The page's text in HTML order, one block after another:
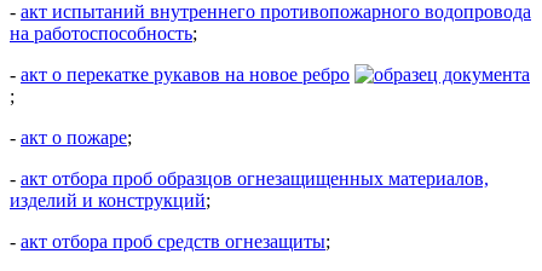
- акт испытаний внутреннего противопожарного водопровода
на работоспособность;
- акт о перекатке рукавов на новое ребро
;
- акт о пожаре;
- акт отбора проб образцов огнезащищенных материалов,
изделий и конструкций;
- акт отбора проб средств огнезащиты;